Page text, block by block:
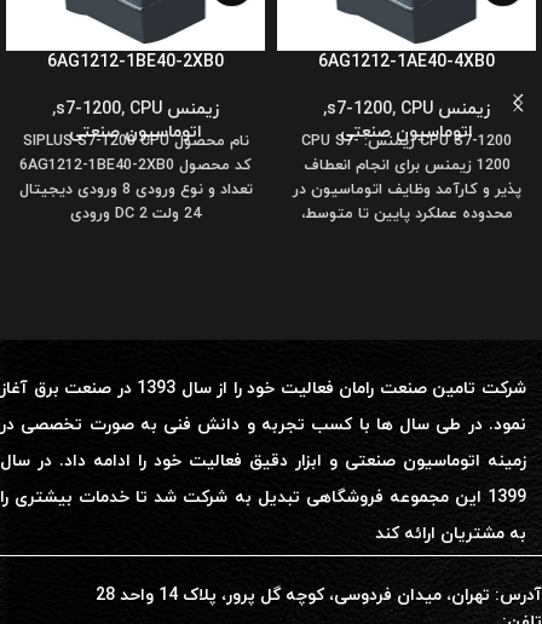
6AG1212-1AE40-4XB0
زیمنس s7-1200 , CPU
,
اتوماسیون صنعتیCPU S7-1200 زیمنس: CPU S7-
1200 زیمنس برای انجام انعطاف
پذیر و کارآمد وظایف اتوماسیون در
محدوده عملکرد پایین تا متوسط،
6AG1212-1BE40-2XB0
زیمنس s7-1200 , CPU
,
اتوماسیون صنعتی
نام محصول SIPLUS S7-1200 CPU
کد محصول 6AG1212-1BE40-2XB0
تعداد و نوع ورودی 8 ورودی دیجیتال
24 ولت DC 2 ورودی
شرکت تامین صنعت رامان فعالیت خود را از سال 1393 در صنعت برق آغاز
نمود. در طی سال ها با کسب تجربه و دانش فنی به صورت تخصصی در
زمینه اتوماسیون صنعتی و ابزار دقیق فعالیت خود را ادامه داد. در سال
1399 این مجموعه فروشگاهی تبدیل به شرکت شد تا خدمات بیشتری را
به مشتریان ارائه کند
آدرس: تهران، میدان فردوسی، کوچه گل پرور، پلاک 14 واحد 28